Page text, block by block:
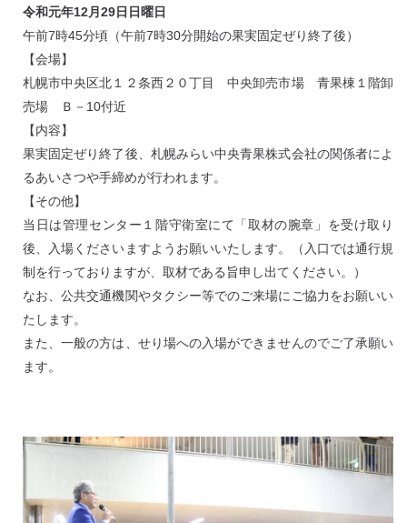
令和元年12月29日日曜日
午前7時45分頃（午前7時30分開始の果実固定ぜり終了後）
【会場】
札幌市中央区北１２条西２０丁目 中央卸売市場 青果棟１階卸
売場 Ｂ－10付近
【内容】
果実固定ぜり終了後、札幌みらい中央青果株式会社の関係者によ
るあいさつや手締めが行われます。
【その他】
当日は管理センター１階守衛室にて「取材の腕章」を受け取り
後、入場くださいますようお願いいたします。（入口では通行規
制を行っておりますが、取材である旨申し出てください。）
なお、公共交通機関やタクシー等でのご来場にご協力をお願いい
たします。
また、一般の方は、せり場への入場ができませんのでご了承願い
ます。